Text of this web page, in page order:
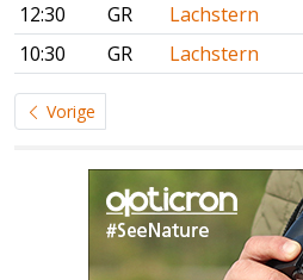
12:30
GR
Lachstern
10:30
GR Lachstern
Vorige